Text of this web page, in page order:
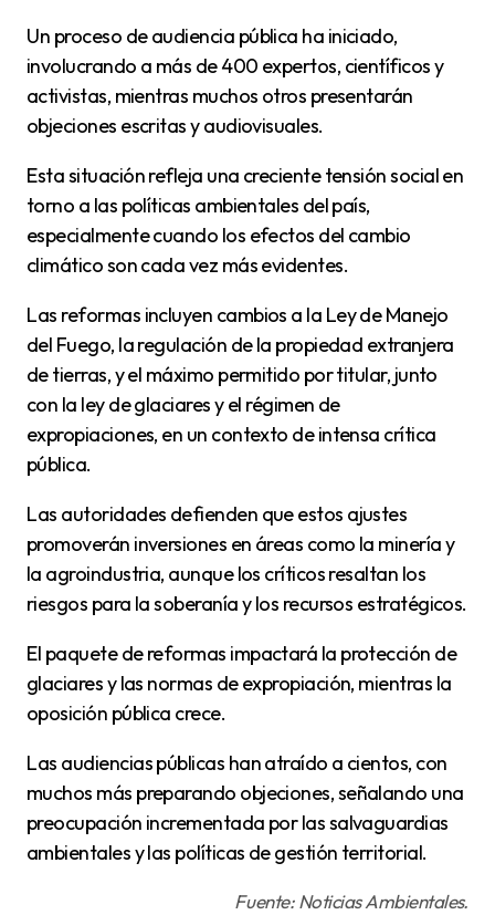
Un proceso de audiencia pública ha iniciado,
involucrando a más de 400 expertos, científicos y
activistas, mientras muchos otros presentarán
objeciones escritas y audiovisuales.
Esta situación refleja una creciente tensión social en
torno a las políticas ambientales del país,
especialmente cuando los efectos del cambio
climático son cada vez más evidentes.
Las reformas incluyen cambios a la Ley de Manejo
del Fuego, la regulación de la propiedad extranjera
de tierras, y el máximo permitido por titular, junto
con la ley de glaciares y el régimen de
expropiaciones, en un contexto de intensa crítica
pública.
Las autoridades defienden que estos ajustes
promoverán inversiones en áreas como la minería y
la agroindustria, aunque los críticos resaltan los
riesgos para la soberanía y los recursos estratégicos.
El paquete de reformas impactará la protección de
glaciares y las normas de expropiación, mientras la
oposición pública crece.
Las audiencias públicas han atraído a cientos, con
muchos más preparando objeciones, señalando una
preocupación incrementada por las salvaguardias
ambientales y las políticas de gestión territorial.
Fuente: Noticias Ambientales.